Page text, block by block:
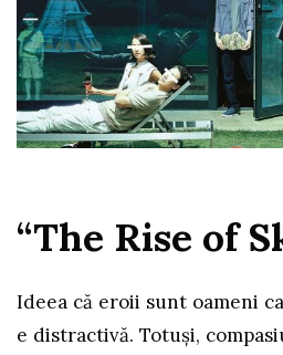
“The Rise of
Ideea că eroii sunt oameni
e distractivă. Totuși,